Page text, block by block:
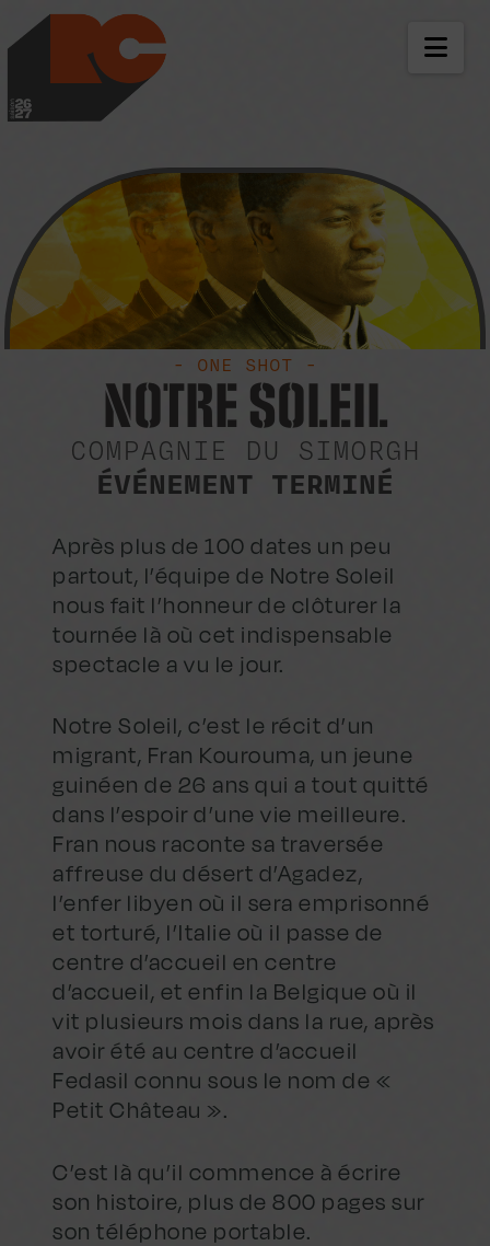
LES RICHES-
- ONE SHOT -
NOTRE SOLEIL
COMPAGNIE DU SIMORGH
ÉVÉNEMENT TERMINÉ
Après plus de 100 dates un peu
partout, l’équipe de Notre Soleil
nous fait l’honneur de clôturer la
tournée là où cet indispensable
spectacle a vu le jour.
Notre Soleil, c’est le récit d’un
migrant, Fran Kourouma, un jeune
guinéen de 26 ans qui a tout quitté
dans l’espoir d’une vie meilleure.
Fran nous raconte sa traversée
affreuse du désert d’Agadez,
l’enfer libyen où il sera emprisonné
et torturé, l’Italie où il passe de
centre d’accueil en centre
d’accueil, et enfin la Belgique où il
vit plusieurs mois dans la rue, après
avoir été au centre d’accueil
Fedasil connu sous le nom de «
Petit Château ».
C’est là qu’il commence à écrire
son histoire, plus de 800 pages sur
son téléphone portable.